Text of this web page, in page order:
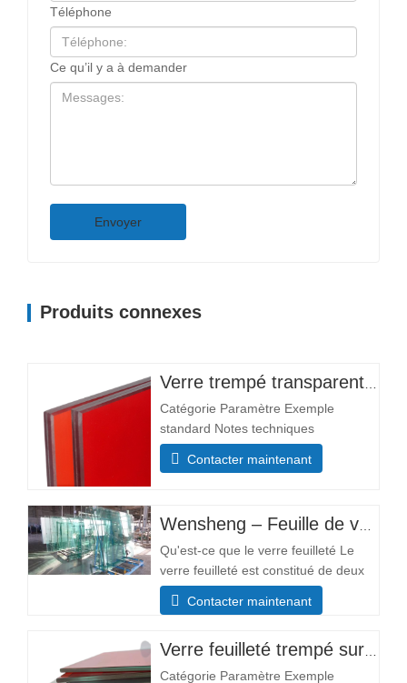
Téléphone
Ce qu’il y a à demander
Envoyer
Produits connexes
Catégorie Paramètre Exemple
standard Notes techniques
Dimensions Taille minimale 300×300
mm La plupart des tailles
structurelle Épaisseur de la couche
de verre (mm) Couche unique : 3+3,
5+5, 6+6 L'épaisseur…
Contacter maintenant
Qu'est-ce que le verre feuilleté Le
verre feuilleté est constitué de deux
couches de verre ou plus,
assemblées par des intercalaires
intercalaires soutiennent et
maintiennent le verre pour former
Contacter maintenant
Catégorie Paramètre Exemple